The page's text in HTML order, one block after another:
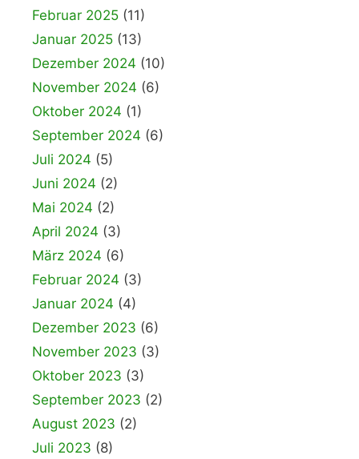
Februar 2025 (11)
Januar 2025 (13)
Dezember 2024 (10)
November 2024 (6)
Oktober 2024 (1)
September 2024 (6)
Juli 2024 (5)
Juni 2024 (2)
Mai 2024 (2)
April 2024 (3)
März 2024 (6)
Februar 2024 (3)
Januar 2024 (4)
Dezember 2023 (6)
November 2023 (3)
Oktober 2023 (3)
September 2023 (2)
August 2023 (2)
Juli 2023 (8)